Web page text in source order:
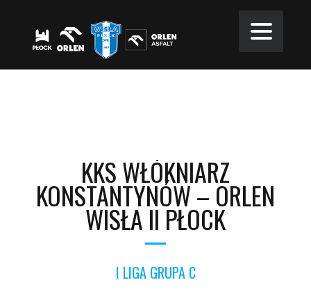
KKS WŁÓKNIARZ
KONSTANTYNÓW – ORLEN
WISŁA II PŁOCK
I LIGA GRUPA C